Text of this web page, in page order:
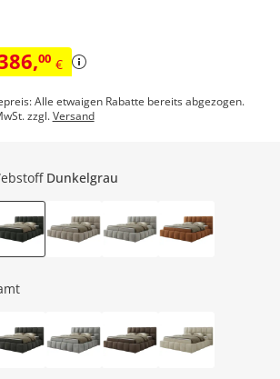
,00 €
Alle etwaigen Rabatte bereits abgezogen.
zzgl.Versand
Dunkelgrau